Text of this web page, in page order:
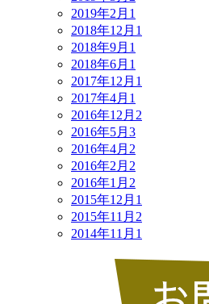
2019年2月 1
2018年12月 1
2018年9月 1
2018年6月 1
2017年12月 1
2017年4月 1
2016年12月 2
2016年5月 3
2016年4月 2
2016年2月 2
2016年1月 2
2015年12月 1
2015年11月 2
2014年11月 1